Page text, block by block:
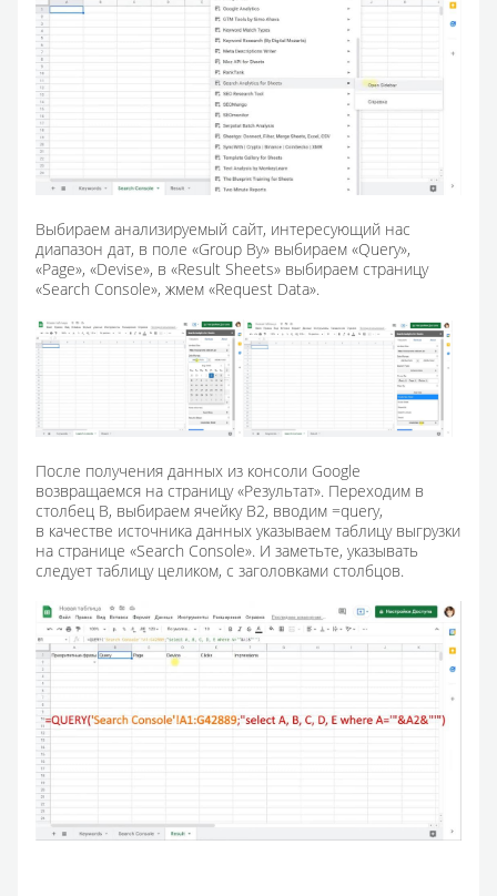
Выбираем анализируемый сайт, интересующий нас
диапазон дат, в поле «Group By» выбираем «Query»,
«Page», «Devise», в «Result Sheets» выбираем страницу
«Search Console», жмем «Request Data».
После получения данных из консоли Google
возвращаемся на страницу «Результат». Переходим в
столбец В, выбираем ячейку В2, вводим =query,
в качестве источника данных указываем таблицу выгрузки
на странице «Search Console». И заметьте, указывать
следует таблицу целиком, с заголовками столбцов.